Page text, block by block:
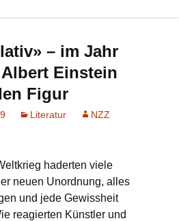
– im Jahr
Einstein
Figur
Literatur
NZZ
haderten viele
neuen Unordnung, alles
und jede Gewissheit
reagierten Künstler und